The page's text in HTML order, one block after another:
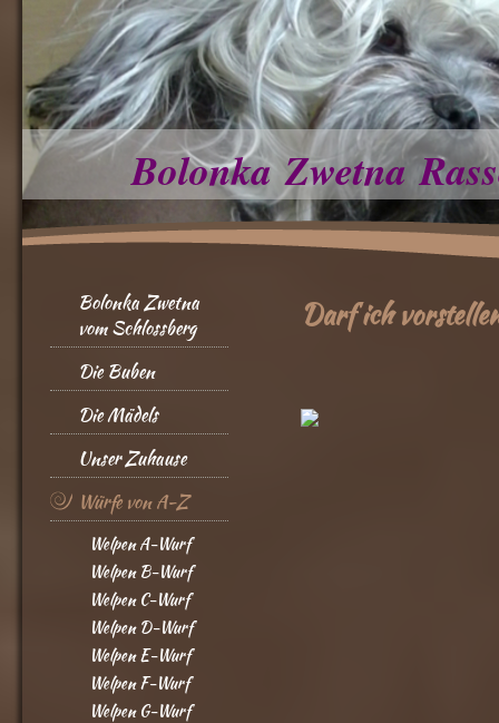
Bolonka Zwetna
Bolonka Zwetna
vom Schlossberg
Die Buben
Die Mädels
Unser Zuhause
Würfe von A-Z
Welpen A-Wurf
Welpen B-Wurf
Welpen C-Wurf
Welpen D-Wurf
Welpen E-Wurf
Welpen F-Wurf
Welpen G-Wurf
Darf ich